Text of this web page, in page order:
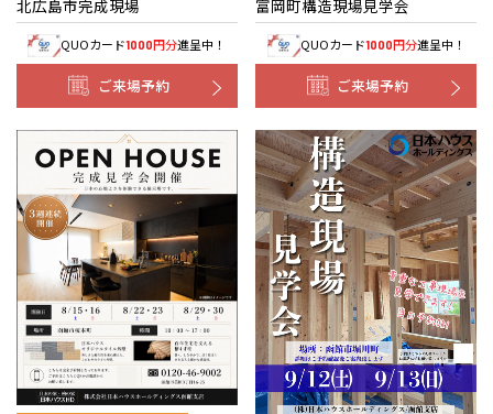
会社概要
事業部紹介
IR情報
木材調達指針
グループ会社紹介
CMギャラリー
採用情報
北広島市完成現場
QUOカード1000円分進呈中！
ご来場予約
富岡町構造現場見学会
QUOカード1000円分進呈中！
ご来場予約